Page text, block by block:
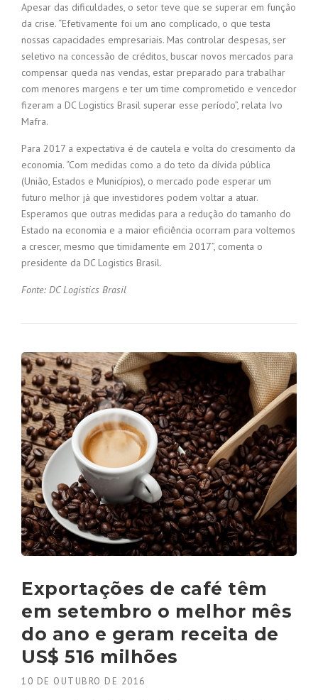
Apesar das dificuldades, o setor teve que se superar em função
da crise. “Efetivamente foi um ano complicado, o que testa
nossas capacidades empresariais. Mas controlar despesas, ser
seletivo na concessão de créditos, buscar novos mercados para
compensar queda nas vendas, estar preparado para trabalhar
com menores margens e ter um time comprometido e vencedor
fizeram a DC Logistics Brasil superar esse período”, relata Ivo
Mafra.
Para 2017 a expectativa é de cautela e volta do crescimento da
economia. “Com medidas como a do teto da dívida pública
(União, Estados e Municípios), o mercado pode esperar um
futuro melhor já que investidores podem voltar a atuar.
Esperamos que outras medidas para a redução do tamanho do
Estado na economia e a maior eficiência ocorram para voltemos
a crescer, mesmo que timidamente em 2017”, comenta o
presidente da DC Logistics Brasil.
Fonte: DC Logistics Brasil
Exportações de café têm
em setembro o melhor mês
do ano e geram receita de
US$ 516 milhões
10 DE OUTUBRO DE 2016